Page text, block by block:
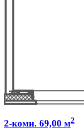
2-комн. 69,00 м2